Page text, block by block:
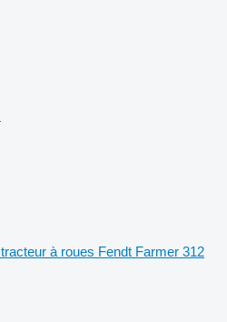
tracteur à roues Fendt Farmer 312